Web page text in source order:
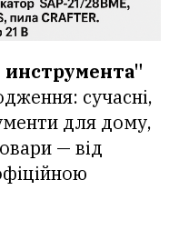
сучасні,
для дому,
— від